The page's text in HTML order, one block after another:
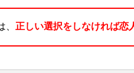
正しい選択をしなければ恋